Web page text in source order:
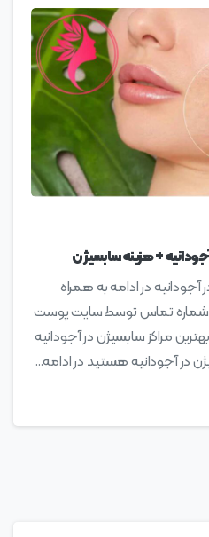
0
+ هزینه سابسیژن
در ادامه به همراه
شماره تماس توسط سایت پوست
مراکز سابسیژن در آجودانیه
در آجودانیه هستید در ادامه...